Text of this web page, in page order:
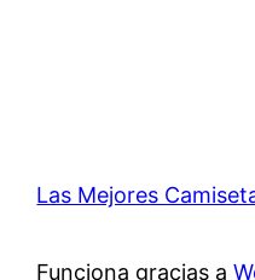
Las Mejores
Funciona gracias a